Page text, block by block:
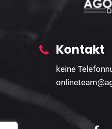
Kontakt
keine